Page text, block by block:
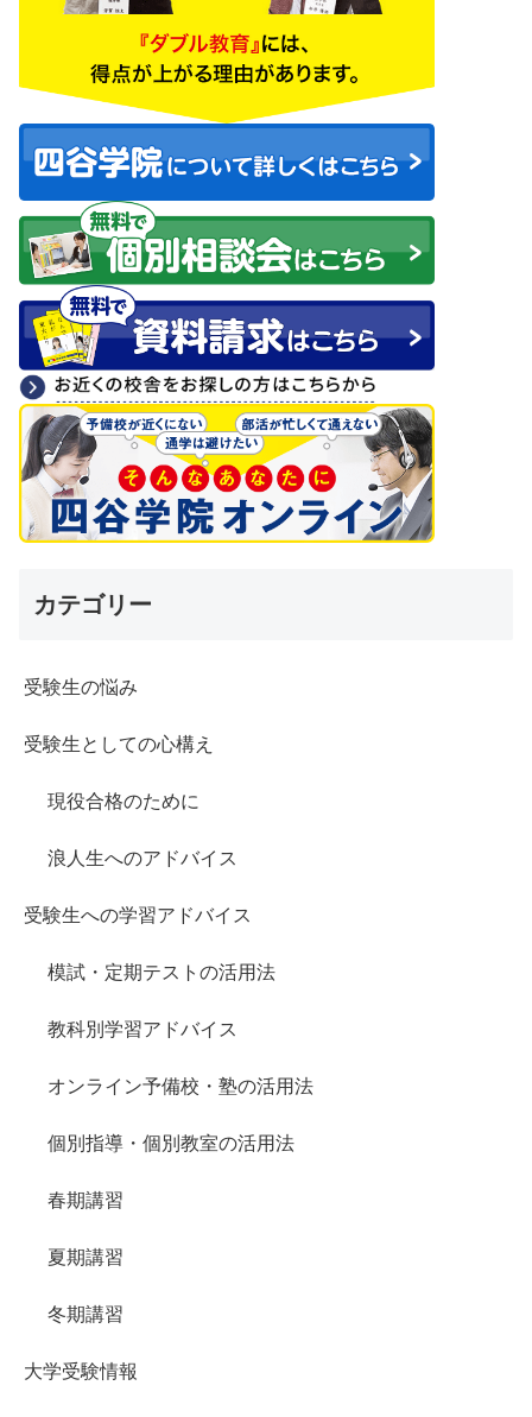
カテゴリー
受験生の悩み
受験生としての心構え
現役合格のために
浪人生へのアドバイス
受験生への学習アドバイス
模試・定期テストの活用法
教科別学習アドバイス
オンライン予備校・塾の活用法
個別指導・個別教室の活用法
春期講習
夏期講習
冬期講習
大学受験情報